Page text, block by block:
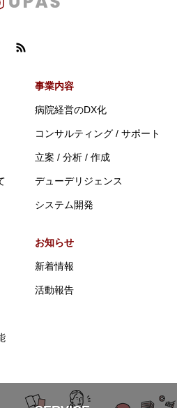
事業内容
病院経営のDX化
コンサルティング / サポート
立案 / 分析 / 作成
デューデリジェンス
システム開発
お知らせ
新着情報
活動報告